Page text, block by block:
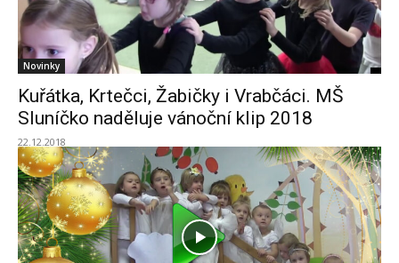
Novinky
Kuřátka, Krtečci, Žabičky i Vrabčáci. MŠ
Sluníčko naděluje vánoční klip 2018
22.12.2018